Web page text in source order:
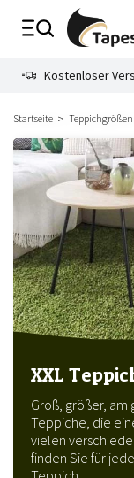
Zusammenbruch
Kostenloser
Startseite Teppichgrößen
XXL
Groß, größer, am
Teppiche, die
vielen
finden Sie für